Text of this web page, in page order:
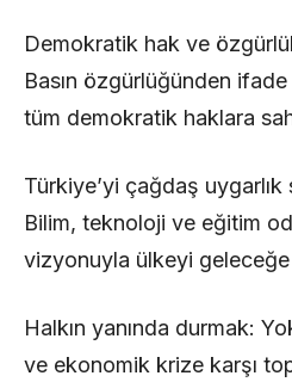
Demokratik hak ve
Basın özgürlüğünden
tüm demokratik haklara
Türkiye’yi çağdaş uygarlık
Bilim, teknoloji ve eğitim
vizyonuyla ülkeyi geleceğe
Halkın yanında durmak:
ve ekonomik krize karşı